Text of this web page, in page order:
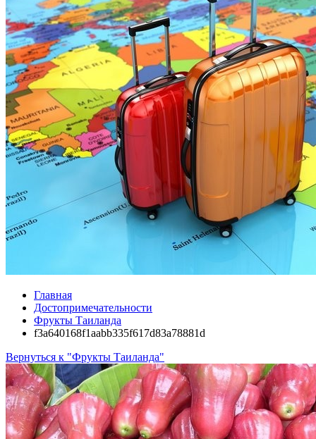
Главная
Достопримечательности
Фрукты Таиланда
f3a640168f1aabb335f617d83a78881d
Вернуться к "Фрукты Таиланда"